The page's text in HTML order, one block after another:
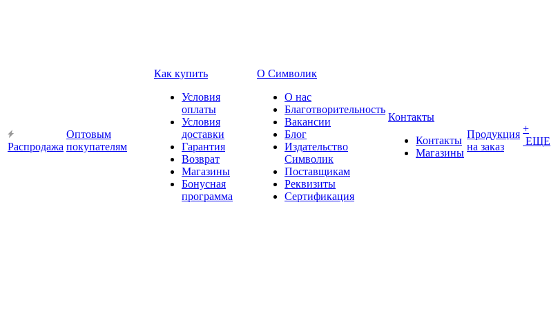
Распродажа
Оптовым
покупателям
Как купить
Условия
оплаты
Условия
доставки
Гарантия
Возврат
Магазины
Бонусная
программа
О Символик
О нас
Благотворительность
Вакансии
Блог
Издательство
Символик
Поставщикам
Реквизиты
Сертификация
Контакты
Контакты
Магазины
Продукция
на заказ
+
ЕЩЕ